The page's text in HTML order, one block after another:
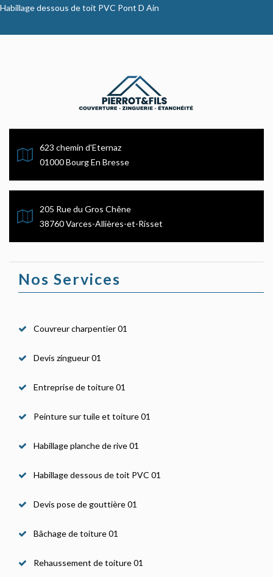
Habillage dessous de toit PVC Pont D Ain
623 chemin d'Eternaz
01000 Bourg En Bresse
205 Rue du Gros Chêne
38760 Varces-Allières-et-Risset
Nos Services
Couvreur charpentier 01
Devis zingueur 01
Entreprise de toiture 01
Peinture sur tuile et toiture 01
Habillage planche de rive 01
Habillage dessous de toit PVC 01
Devis pose de gouttière 01
Bâchage de toiture 01
Rehaussement de toiture 01